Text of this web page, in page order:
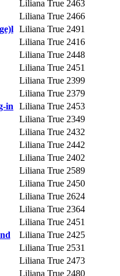
Liliana True 2463
Liliana True 2466
Liliana True 2491
Liliana True 2416
Liliana True 2448
Liliana True 2451
Liliana True 2399
Liliana True 2379
in
Liliana True 2453
Liliana True 2349
Liliana True 2432
Liliana True 2442
Liliana True 2402
Liliana True 2589
Liliana True 2450
Liliana True 2624
Liliana True 2364
Liliana True 2451
Liliana True 2425
Liliana True 2531
Liliana True 2473
Liliana True 2480